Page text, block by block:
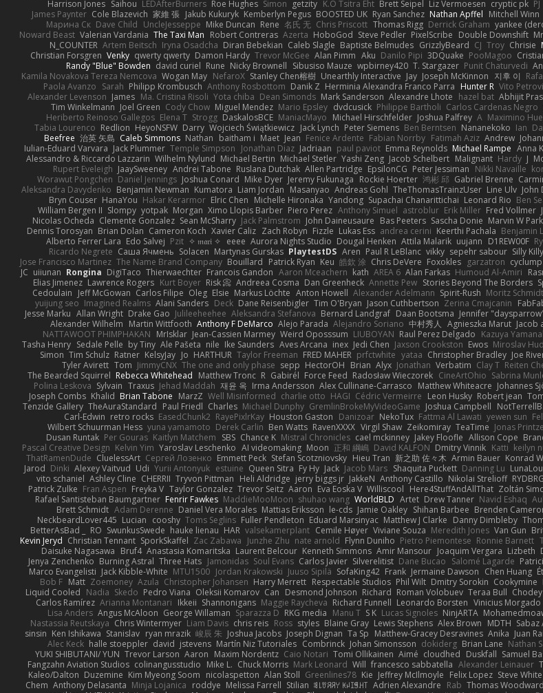
Harrison Jones Saihou LEDAfterBurners Roe Hughes Simon getzity K.O Tsitra Eht Brett Seipel Liz Vermoesen cryptic pk PJ
James Paynter Cole Blazevich 家維 張 Jakub Kukuryk Kemberlyn Pegus BOOSTED UK Ryan Sanchez Nathan Apffel Mitchell Winn
Марина Ск Dave Child UncleJesseppe Mike Duncan Rene 名氏 无 Chris Priscott Thomas Rigg Derrick Graham yankee
Noward Beast Valerian Vardania The Taxi Man Robert Contreras Azerta HoboGod Steve Pedler PixelScribe Double Downshift
N_COUNTER Artem Beitsch Iryna Osadcha Diran Bebekian Caleb Slagle Baptiste Belmudes GrizzlyBeard CJ Troy Chrisie
Christian Forsgren Venky qwerty qwerty Damon Hardy Trevor McGee Alan Pimm Aku Danilo Pipi 3DQuake PooMagoo
Randy "Blue" Bowden david curiel Rune Nicky Brownell Sibusiso Mauze wpbirney420 T. Stargazer Punit Chaturvedi
Kamila Novakova Tereza Nemcova Wogan May NefaroX Stanley Chen榕樹 Unearthly Interactive Jay Joseph McKinnon 지후 이
Paola Avanzo Sarah Philipp Krombusch Anthony Rosbottom Danik Z Herminia Alexandra Franco Parra Hunter R Vito
Alexander Levenson James Ma. Cristina Risoli Yota chiba Dean Simonds Mark Sanderson Alexandre Lhote hazel bat Abhijit
Tim Winkelmann Joel Green Cody Chow Miguel Mendez Mario Epsley dvdcusick Philippe Bartholi Carlos Cardenas Negro
Heriberto Reinoso Gallegos Elena T Strogg DaskalosBCE ManiacMayo Michael Hirschfelder Joshua Palfrey A Maximino
Tabia Lourenco Redlion HeyoNSFW Darry Wojciech Świątkiewicz Jack Lynch Peter Siemens Ben Berntsen Nananekoko Ian
Beefree 治英 矢島 Caleb Simmons Nathan baitham i Maet Jean Fenice Ardente Fabian Norrby Fatimah Aziz Andrew
Iulian-Eduard Varvara Jack Plummer Temple Simpson Jonathan Diaz Jadriaan paul paviot Emma Reynolds Michael Rampe Anna
Alessandro & Riccardo Lazzarin Wilhelm Nylund Michael Bertin Michael Stetler Yashi Zeng Jacob Schelbert Malignant Hardy J
Rupert Eveleigh JaaySweeney Andrei Tabone Ruslana Dutchak Allen Partridge EpsilonCG Peter Jessiman Nikki Navaille
Worawut Pongchen Daniel Jennings Joshua Conard Mike Dyer Jeremy Fukunaga Rockie Hoerter 鸿彬 邱 Gabriel Brenne
Aleksandra Davydenko Benjamin Newman Kumatora Liam Jordan Masanyao Andreas Gohl TheThomasTrainzUser Line Ulv John
Bryn Couser HanaYou Hakar Kerarmor Elric Chen Michelle Hironaka Yandong Supachai Chanarittichai Leonard Rio Ben
William Bergen II Slompy yotpak Morgan Ximo Llopis Barber Piero Perez Anthony Simuel astroblur Erik Miller Fred Vollmer
Nicolas Ocheda Clemente Gonzalez Sean McSharry Jack Palmstrom John Daineusaure Bas Peeters Sascha Donie Marvin W
Dennis Torosyan Brian Dolan Cameron Koch Xavier Caliz Zach Robyn Fizzle Lukas Ess andrea cerini Keerthi Pachala Benjamin
Alberto Ferrer Lara Edo Salvej Pzit ✧ 𝔪𝔞𝔯𝔦 ✧ eeee Aurora Nights Studio Dougal Henken Attila Malarik uujann D1REW00F
Ricardo Negrete Саша Ячмень Solacen Martynas Gurskas PlaytestDS Aren Paul R LeBlanc vikky sepehr sabour Silly Killy
Jose Francisco Martinez The Name Brand Company Bouillard Patrick Ryan Keu 皓欽 涂 Chris DeVere Foxokles garzatron cyclump
JC uiiunan Rongina DigiTaco Thierwaechter Francois Gandon Aaron Mceachern kath AREA 6 Alan Farkas Humoud Al-Amiri
Elias Jimenez Lawrence Rogers Kurt Boyer Risk 📀 Andreea Cosma Dan Greenheck Annette Pew Stories Beyond The Borders
Cedoulain Jeff McGowan Carlos Filipe Oleg Elsie Markus Löchte Anton Howell Alexander Adelmann Spirit-Rush Moritz
yuijung seo Imagined Realms Alani Sanders Deck Dane Reisenbigler Tim O'Bryan Jason Cuthbertson Zerina Cmajcanin
Jesse Marku Allan Wright Drake Gao Julileeheehee Aleksandra Stefanova Bernard Landgraf Daan Bootsma Jennifer
Alexander Wilhelm Martin Wittfooth Anthony F DeMarco Alejo Parada Alejandro Soriano 中村秀人 Agnieszka Marut Jacob
NATTAWOOT PHIMPHAKAN MrIsklar Jean-Cassien Marmey Weird Oposssum LIUBOYAN Raul Perez Delgado Kazuya
Tasha Henry Sedale Pelle by Tiny Ale Pašeta nile Ike Saunders Aves Arcana inex Jedi Chen Jaxson Crookston Ewos Miroslav
Simon Tim Schulz Ratner KelsyJay Jo HARTHUR Taylor Freeman FRED MAHER prfctwhite yataa Christopher Bradley Joe
Tyler Avirett Tom JimmyCNX The one and only phase sepp HectorOH Brian Alyx Jonathan Verbatim Clay T Reiten
The Bearded Squirrel Rebecca Whitehead Matthew Tronc R Gabirél Force Feed Radosław Wieczorek CineArtOhio Sabrina
Polina Leskova Sylvain Traxus Jehad Maddah 재윤 옥 Irma Andersson Alex Cullinane-Carrasco Matthew Whiteacre Johannes
Joseph Combs Khalid Brian Tabone MarzZ Well Misinformed charlie otto HAGI Cédric Vermeirre Leon Husky Robert jean
Tenzide Gallery TheAuraStandard Paul Friedl Charles Michael Dunphy GremlinBrokeMyVideoGame Joshua Campbell
Carl-Edwin retro rocks EasedChunk2 RayePixlrKay Houston Gaston Danizoar NekoTux Fattma Al Lawati yewen sun
Wilbert Schuurman Hess yuna yamamoto Derek Carlin Ben Watts RavenXXXX Virgil Shaw Zeikomiray TeaTime Jonas
Dusan Runtak Per Gouras Kaitlyn Matchem SBS Chance K Mistral Chronicles cael mckinney Jakey Floofle Allison Cope
Pascal Creative Design Kelvin Yim Yaroslav Leschenko AI videomaking Moon 正和 綱嶋 David KALFON Dmitry Vinnik Katti keilyn
ThatRamenDude CluelessArt Cергей Лозенко Emmett Peck Stefan Scotzniovsky Hieu Tran 新之助 佐々木 Armin Bauer Konrad
Jarod Dinki Alexey Vaitvud Udi Yurii Antonyuk estuine Queen Sitra Fy Hy Jack Jacob Mars Shaquita Puckett Danning Lu
vito schaniel Ashley Cline CHERRII Tryvon Pittman Heli Aldridge jerry biggs jr JakkeN Anthony Castillo Nikolai Strelioff
Patrick Zulke Fran Aspen Freyka V Taylor Gonzalez Trevor Seitz Aaron Eva Eoska V Williscool Here4StuffAndAllThat Zoltán
Rafael Santisteban Baumgartner Fenrir Fawkes MaddieMooMoon shuhao wang WorldBLD Artet Drew Tanner Navid Eshaq
Brett Schmidt Adam Derenne Daniel Vera Morales Mattias Eriksson le-cds Jamie Oakley Shihan Barbee Brenden
NeckbeardLover445 Lucian cooshy Toms Seglins Fuller Pendleton Eduard Marsinyac Matthew J Clarke Danny Dimbleby
BetterAsBad _
RO SwunkusSwede hauke lienau HAR valsekamerplant Cemile Høyer Viviane Souza Meredith Jones Van Gun
Kevin Jeryd Christian Tennant SporkSkaffel Zac Zabawa Junzhe Zhu nate arnold Flynn Duniho Pietro Piemontese Ronnie Barnett
Daisuke Nagasawa Bruf4 Anastasia Komaritska Laurent Belcour Kenneth Simmons Amir Mansour Joaquim Vergara Lizbeth
Jenya Zenchenko Burning Astral Three Hats Jamonidas Soul Evans Carlos Javier Silverelitist Dane Bucao Salomé Lagarde
Marco Evangelisti Jack Kibble-White MTU1500 Jordan Krakowski Juuso Sipilä SofaKing42 Frank Jermaine Dawson Chen Huang
Bob F Matt Zoemoney Azula Christopher Johansen Harry Merrett Respectable Studios Phil Wilt Dmitry Sorokin Cookymine
Liquid Cooled Nadia Skedo Pedro Viana Oleksii Komarov Can Desmond Johnson Richard Roman Volobuev Teraa Bull Chodey
Carlos Ramírez Arianna Montanari Ikkeii Shannonigans Maggie Raycheva Richard Funnell Leonardo Borsten Vinicius Morgado
Lisa Anders Angus McAloon George Willaman Sparazza D RKG media Manu T S K Lucas Signoles NinjARTA
Nastassia Reutskaya Chris Wintermyer Liam Davis chris reis Ross styles Blaine Gray Lewis Stephens Alex Brown MDTH Sabaz
sinsin Ken Ishikawa Stanislav ryan mrazik 峻辰 朱 Joshua Jacobs Joseph Dignan Ta Sp Matthew-Gracey Desravines Anika Juan
Alec Keck halle stoeppler david jstevens Martín Niz Tutoriales Combrinck Johan Simonsson dokiderg Brian Lane Nathan
YUKI SHIBUTANI/ YUN Trevor Larson Aaron Maxim Nordentz Caio Notari Tomi Ollikainen Aimé cloudhed Duskfall Samuel
Fangzahn Aviation Studios colinangusstudio Mike L. Chuck Morris Mark Leonard Will francesco sabbatella Alexander Leinauer
Kaleo/Dalton Duzemine Kim Myeong Soom nicolaspetton Alan Stoll Greenlines78 Kie Jeffrey McIlmoyle Felix Lopez Steve White
Chem Anthony Delasanta Minja Lojanica roddye Melissa Farrell Stilian ꌃ꒒ꀎꋪꋪꌩ ꀘꈤꀤꁅꃅ꓄ Adrien Alexandre Rab Thomas Woodward